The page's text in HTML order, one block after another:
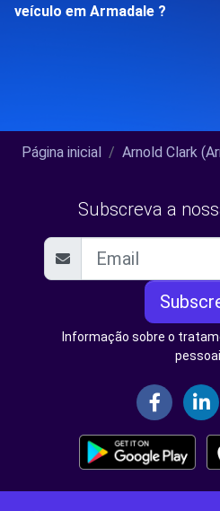
veículo em Armadale ?
Página inicial Arnold Clark
Subscreva a
Informação sobre o